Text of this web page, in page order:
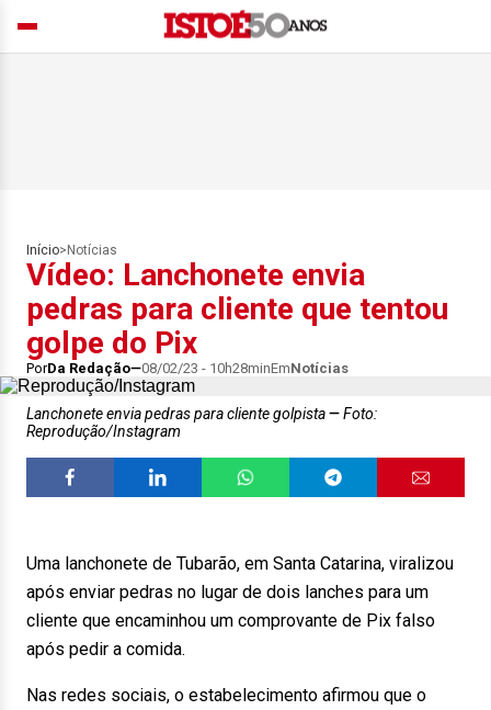
Início> Notícias
Vídeo: Lanchonete envia
pedras para cliente que tentou
golpe do Pix
PorDa Redação 08/02/23 - 10h28minEmNotícias
Lanchonete envia pedras para cliente golpista
Foto:
Reprodução/Instagram
Uma lanchonete de Tubarão, em Santa Catarina, viralizou
após enviar pedras no lugar de dois lanches para um
cliente que encaminhou um comprovante de Pix falso
após pedir a comida.
Nas redes sociais, o estabelecimento afirmou que o